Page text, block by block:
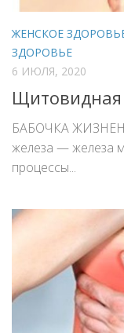
ЖЕНСКОЕ
ЗДОРОВЬЕ
6 ИЮЛЯ, 2020
Щитовидная
БАБОЧКА
железа — железа
процессы...